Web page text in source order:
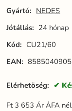
Gyártó: NEDES
Jótállás: 24 hónap
Kód: CU21/60
EAN:
Elérhetöség:
Ft 3 653 Ár ÁFA